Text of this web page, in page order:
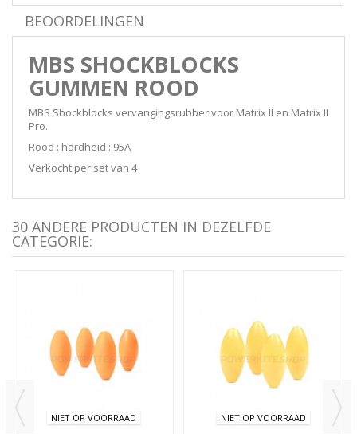
BEOORDELINGEN
MBS SHOCKBLOCKS
GUMMEN ROOD
MBS Shockblocks vervangingsrubber voor Matrix II en Matrix II
Pro.
Rood : hardheid : 95A
Verkocht per set van 4
30 ANDERE PRODUCTEN IN DEZELFDE
CATEGORIE:
NIET OP VOORRAAD NIET OP VOORRAAD